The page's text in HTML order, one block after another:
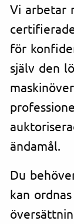
Vi arbetar
för
själv den
ändamål.
Du
kan